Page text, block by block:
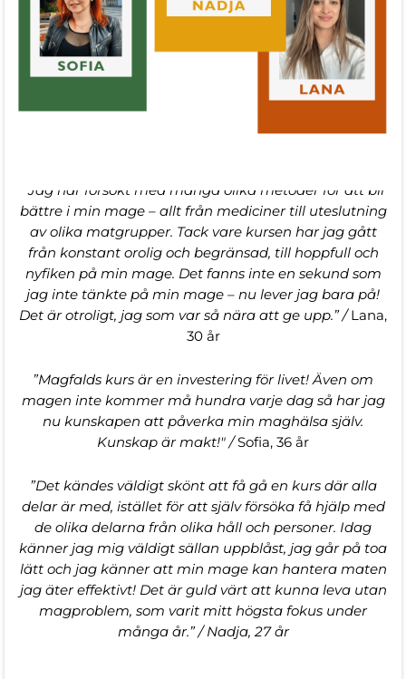
"Jag har försökt med många olika metoder för att bli
bättre i min mage – allt från mediciner till uteslutning
av olika matgrupper. Tack vare kursen har jag gått
från konstant orolig och begränsad, till hoppfull och
nyfiken på min mage. Det fanns inte en sekund som
jag inte tänkte på min mage – nu lever jag bara på!
Det är otroligt, jag som var så nära att ge upp.” /Lana,
30 år
”Magfalds kurs är en investering för livet! Även om
magen inte kommer må hundra varje dag så har jag
nu kunskapen att påverka min maghälsa själv.
Kunskap är makt!" /Sofia, 36 år
”Det kändes väldigt skönt att få gå en kurs där alla
delar är med, istället för att själv försöka få hjälp med
de olika delarna från olika håll och personer. Idag
känner jag mig väldigt sällan uppblåst, jag går på toa
lätt och jag känner att min mage kan hantera maten
jag äter effektivt! Det är guld värt att kunna leva utan
magproblem, som varit mitt högsta fokus under
många år.” / Nadja, 27 år